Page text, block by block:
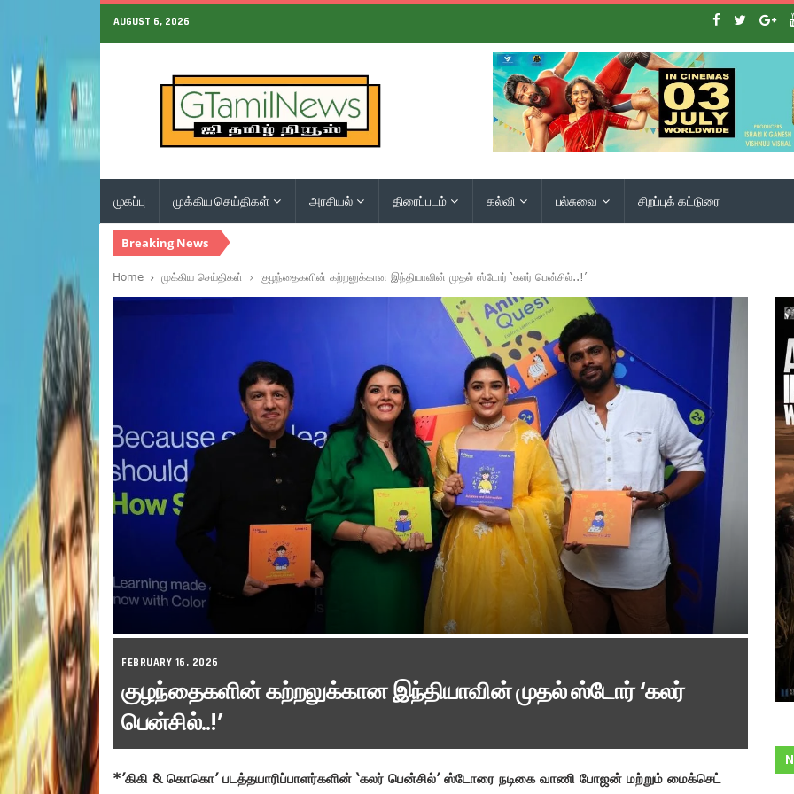
AUGUST 6, 2026
முகப்பு முக்கிய செய்திகள் அரசியல் திரைப்படம் கல்வி பல்சுவை சிறப்புக் கட்டுரை
Breaking News
Home முக்கிய செய்திகள் குழந்தைகளின் கற்றலுக்கான இந்தியாவின் முதல் ஸ்டோர் ‘கலர் பென்சில்..!’
FEBRUARY 16, 2026
குழந்தைகளின் கற்றலுக்கான இந்தியாவின் முதல் ஸ்டோர் ‘கலர்
பென்சில்..!’
*’கிகி & கொகொ’ படத்தயாரிப்பாளர்களின் ‘கலர் பென்சில்’ ஸ்டோரை நடிகை வாணி போஜன் மற்றும் மைக்செட்